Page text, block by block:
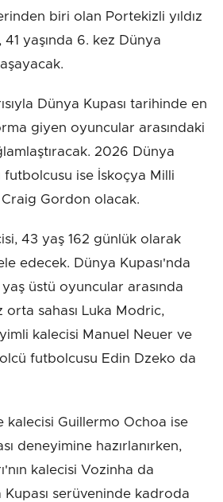
biri olan Portekizli yıldız
yaşında 6. kez Dünya
Dünya Kupası tarihinde en
giyen oyuncular arasındaki
2026 Dünya
futbolcusu ise İskoçya Milli
Craig Gordon olacak.
43 yaş 162 günlük olarak
edecek. Dünya Kupası'nda
üstü oyuncular arasında
orta sahası Luka Modric,
kalecisi Manuel Neuer ve
futbolcusu Edin Dzeko da
kalecisi Guillermo Ochoa ise
deneyimine hazırlanırken,
kalecisi Vozinha da
Kupası serüveninde kadroda